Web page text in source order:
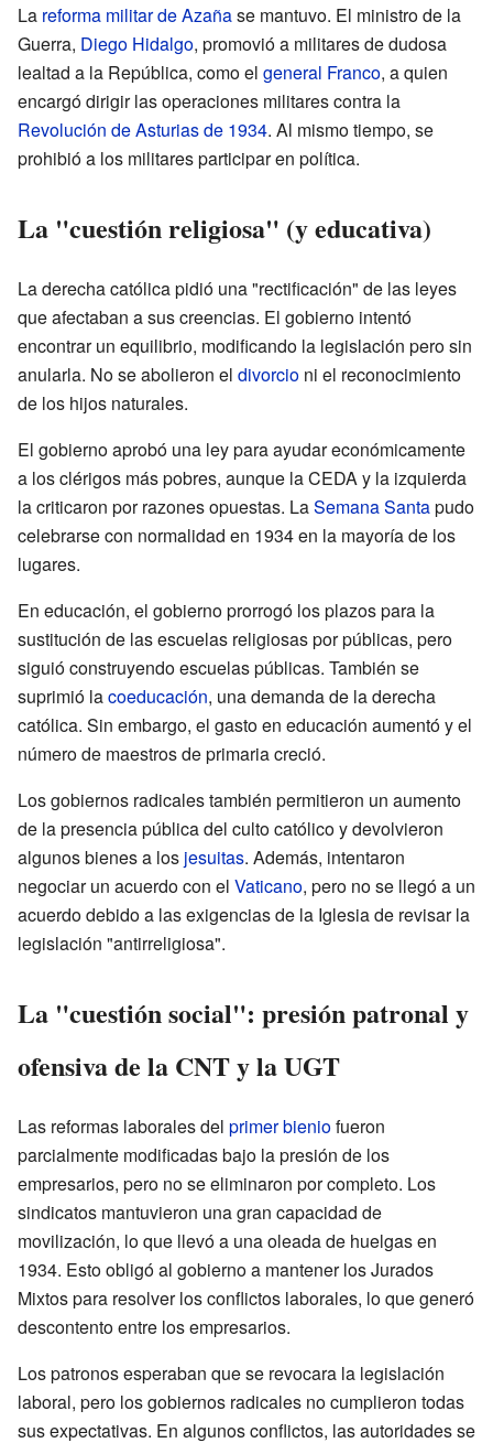
La reforma militar de Azañase mantuvo. El ministro de la
Guerra, Diego Hidalgo, promovió a militares de dudosa
lealtad a la República, como el general Franco, a quien
encargó dirigir las operaciones militares contra la
Revolución de Asturias de 1934. Al mismo tiempo, se
prohibió a los militares participar en política.
La "cuestión religiosa" (y educativa)
La derecha católica pidió una "rectificación" de las leyes
que afectaban a sus creencias. El gobierno intentó
encontrar un equilibrio, modificando la legislación pero sin
anularla. No se abolieron el divorcio ni el reconocimiento
de los hijos naturales.
El gobierno aprobó una ley para ayudar económicamente
a los clérigos más pobres, aunque la CEDA y la izquierda
la criticaron por razones opuestas. LaSemana Santapudo
celebrarse con normalidad en 1934 en la mayoría de los
lugares.
En educación, el gobierno prorrogó los plazos para la
sustitución de las escuelas religiosas por públicas, pero
siguió construyendo escuelas públicas. También se
suprimió lacoeducación, una demanda de la derecha
católica. Sin embargo, el gasto en educación aumentó y el
número de maestros de primaria creció.
Los gobiernos radicales también permitieron un aumento
de la presencia pública del culto católico y devolvieron
algunos bienes a los jesuitas. Además, intentaron
negociar un acuerdo con el Vaticano, pero no se llegó a un
acuerdo debido a las exigencias de la Iglesia de revisar la
legislación "antirreligiosa".
La "cuestión social": presión patronal y
ofensiva de la CNT y la UGT
Las reformas laborales del primer bieniofueron
parcialmente modificadas bajo la presión de los
empresarios, pero no se eliminaron por completo. Los
sindicatos mantuvieron una gran capacidad de
movilización, lo que llevó a una oleada de huelgas en
1934. Esto obligó al gobierno a mantener los Jurados
Mixtos para resolver los conflictos laborales, lo que generó
descontento entre los empresarios.
Los patronos esperaban que se revocara la legislación
laboral, pero los gobiernos radicales no cumplieron todas
sus expectativas. En algunos conflictos, las autoridades se